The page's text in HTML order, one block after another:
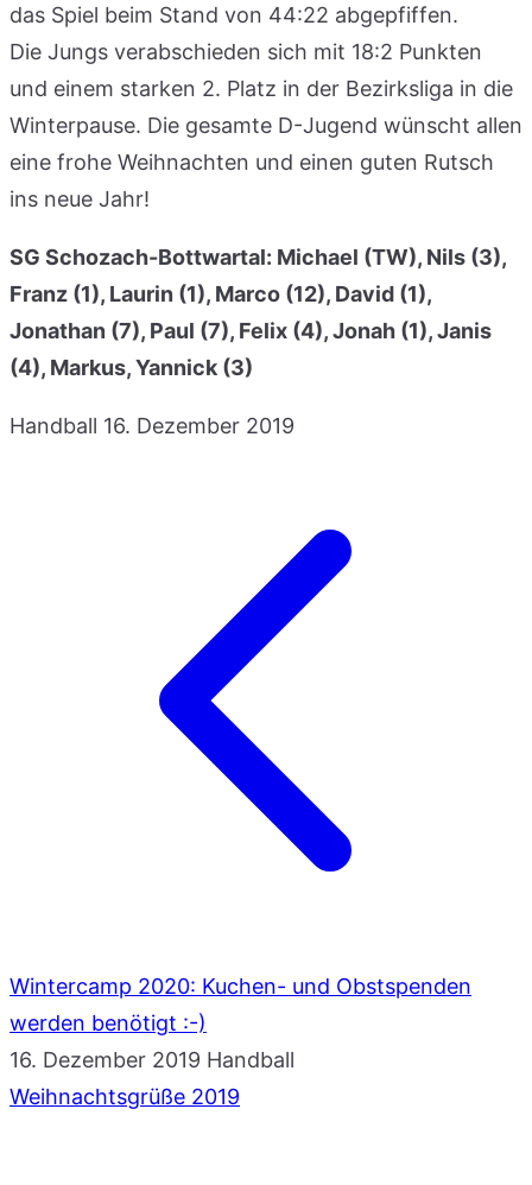
das Spiel beim Stand von 44:22 abgepfiffen.
Die Jungs verabschieden sich mit 18:2 Punkten
und einem starken 2. Platz in der Bezirksliga in die
Winterpause. Die gesamte D-Jugend wünscht allen
eine frohe Weihnachten und einen guten Rutsch
ins neue Jahr!
SG Schozach-Bottwartal: Michael (TW), Nils (3),
Franz (1), Laurin (1), Marco (12), David (1),
Jonathan (7), Paul (7), Felix (4), Jonah (1), Janis
(4), Markus, Yannick (3)
Handball 16. Dezember 2019
Wintercamp 2020: Kuchen- und Obstspenden
werden benötigt :-)
16. Dezember 2019 Handball
Weihnachtsgrüße 2019